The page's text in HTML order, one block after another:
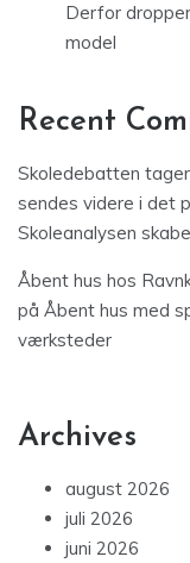
Derfor
model
Recent
Skoledebatten
sendes videre i det
Skoleanalysen
Åbent hus hos
på Åbent hus med
værksteder
Archives
august 2026
juli 2026
juni 2026